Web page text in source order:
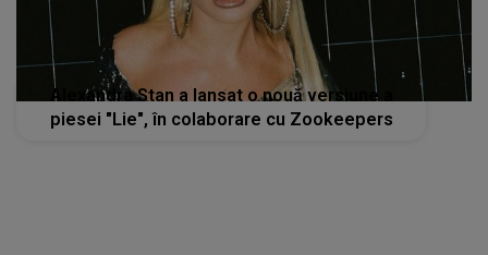
Alexandra Stan a lansat o nouă versiune a
piesei "Lie", în colaborare cu Zookeepers